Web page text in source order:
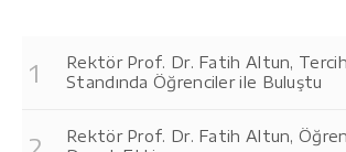
Rektör Prof. Dr. Fatih Altun, Tercih
Standında Öğrenciler ile Buluştu
Rektör Prof. Dr. Fatih Altun,